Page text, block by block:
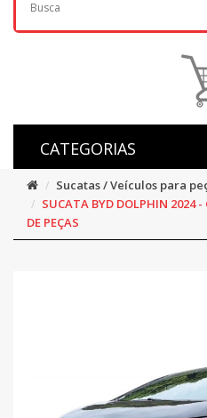
CATEGORIAS
Sucatas / Veículos para
SUCATA BYD DOLPHIN 2024
DE PEÇAS